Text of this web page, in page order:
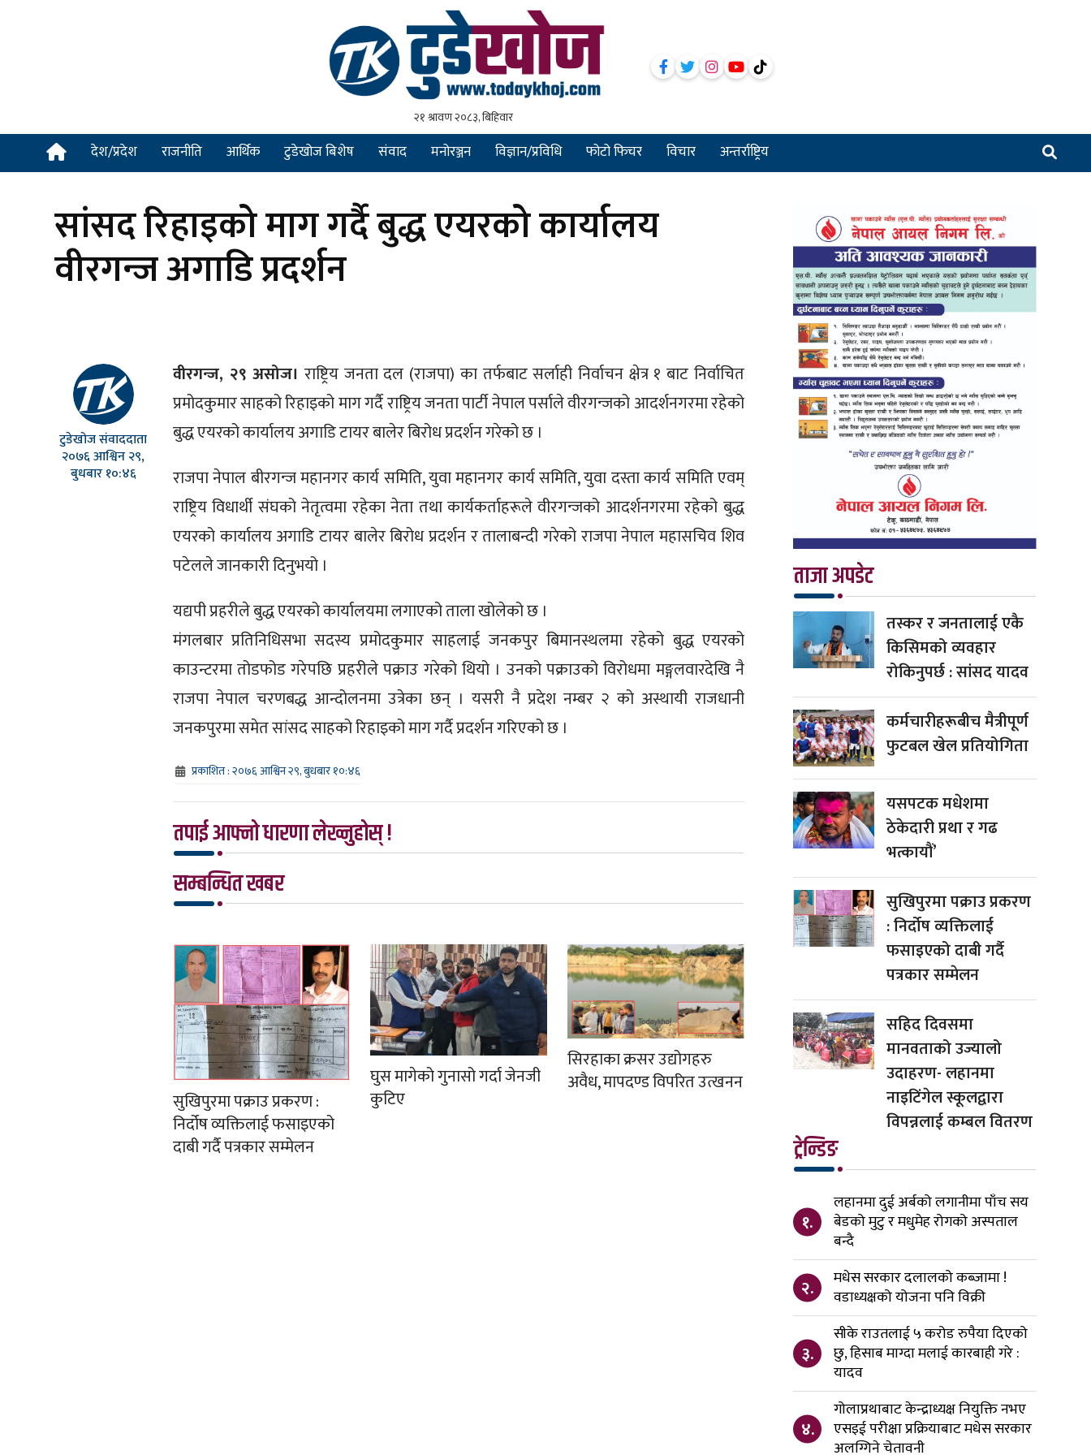
देश/प्रदेश राजनीति आर्थिक टुडेखोज बिशेष संवाद मनोरञ्जन विज्ञान/प्रविधि फोटो फिचर विचार अन्तर्राष्ट्रिय
सांसद रिहाइको माग गर्दै बुद्ध एयरको कार्यालय
वीरगन्ज अगाडि प्रदर्शन
टुडेखोज संवाददाता
२०७६ आश्विन २९,
बुधबार १०:४६
वीरगन्ज, २९ असोज। राष्ट्रिय जनता दल (राजपा) का तर्फबाट सर्लाही निर्वाचन क्षेत्र १ बाट निर्वाचित
प्रमोदकुमार साहको रिहाइको माग गर्दै राष्ट्रिय जनता पार्टी नेपाल पर्साले वीरगन्जको आदर्शनगरमा रहेको
बुद्ध एयरको कार्यालय अगाडि टायर बालेर बिरोध प्रदर्शन गरेको छ ।
राजपा नेपाल बीरगन्ज महानगर कार्य समिति, युवा महानगर कार्य समिति, युवा दस्ता कार्य समिति एवम्
राष्ट्रिय विधार्थी संघको नेतृत्वमा रहेका नेता तथा कार्यकर्ताहरूले वीरगन्जको आदर्शनगरमा रहेको बुद्ध
एयरको कार्यालय अगाडि टायर बालेर बिरोध प्रदर्शन र तालाबन्दी गरेको राजपा नेपाल महासचिव शिव
पटेलले जानकारी दिनुभयो ।
यद्यपी प्रहरीले बुद्ध एयरको कार्यालयमा लगाएको ताला खोलेको छ ।
मंगलबार प्रतिनिधिसभा सदस्य प्रमोदकुमार साहलाई जनकपुर बिमानस्थलमा रहेको बुद्ध एयरको
काउन्टरमा तोडफोड गरेपछि प्रहरीले पक्राउ गरेको थियो । उनको पक्राउको विरोधमा मङ्गलवारदेखि नै
राजपा नेपाल चरणबद्ध आन्दोलनमा उत्रेका छन् । यसरी नै प्रदेश नम्बर २ को अस्थायी राजधानी
जनकपुरमा समेत सांसद साहको रिहाइको माग गर्दै प्रदर्शन गरिएको छ ।
प्रकाशित : २०७६ आश्विन २९, बुधबार १०:४६
तपाई आफ्नो धारणा लेख्नुहोस् !
सम्बन्धित खबर
सुखिपुरमा पक्राउ प्रकरण :
निर्दोष व्यक्तिलाई फसाइएको
दाबी गर्दै पत्रकार सम्मेलन
घुस मागेको गुनासो गर्दा जेनजी
कुटिए
सिरहाका क्रसर उद्योगहरु
अवैध, मापदण्ड विपरित उत्खनन
ताजा अपडेट
तस्कर र जनतालाई एकै
किसिमको व्यवहार
रोकिनुपर्छ : सांसद यादव
कर्मचारीहरूबीच मैत्रीपूर्ण
फुटबल खेल प्रतियोगिता
यसपटक मधेशमा
ठेकेदारी प्रथा र गढ
भत्कायौं’
सुखिपुरमा पक्राउ प्रकरण
: निर्दोष व्यक्तिलाई
फसाइएको दाबी गर्दै
पत्रकार सम्मेलन
सहिद दिवसमा
मानवताको उज्यालो
उदाहरण- लहानमा
नाइटिंगेल स्कूलद्वारा
विपन्नलाई कम्बल वितरण
ट्रेन्डिङ
१.
लहानमा दुई अर्बको लगानीमा पाँच सय
बेडको मुटु र मधुमेह रोगको अस्पताल
बन्दै
२.
मधेस सरकार दलालको कब्जामा !
वडाध्यक्षको योजना पनि विक्री
३.
सीके राउतलाई ५ करोड रुपैया दिएको
छु, हिसाब माग्दा मलाई कारबाही गरे :
यादव
४.
गोलाप्रथाबाट केन्द्राध्यक्ष नियुक्ति नभए
एसइई परीक्षा प्रक्रियाबाट मधेस सरकार
अलग्गिने चेतावनी